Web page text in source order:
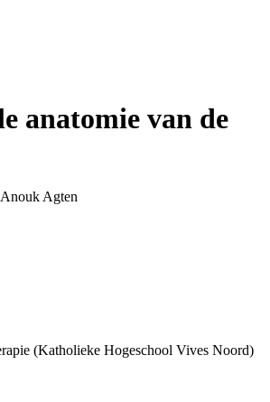
anatomie van de
Agten
(Katholieke Hogeschool Vives Noord)